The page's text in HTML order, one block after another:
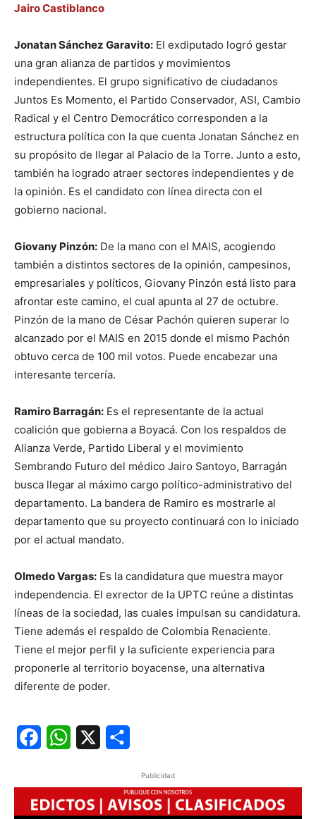
Jairo Castiblanco
Jonatan Sánchez Garavito: El exdiputado logró gestar
una gran alianza de partidos y movimientos
independientes. El grupo significativo de ciudadanos
Juntos Es Momento, el Partido Conservador, ASI, Cambio
Radical y el Centro Democrático corresponden a la
estructura política con la que cuenta Jonatan Sánchez en
su propósito de llegar al Palacio de la Torre. Junto a esto,
también ha logrado atraer sectores independientes y de
la opinión. Es el candidato con línea directa con el
gobierno nacional.
Giovany Pinzón: De la mano con el MAIS, acogiendo
también a distintos sectores de la opinión, campesinos,
empresariales y políticos, Giovany Pinzón está listo para
afrontar este camino, el cual apunta al 27 de octubre.
Pinzón de la mano de César Pachón quieren superar lo
alcanzado por el MAIS en 2015 donde el mismo Pachón
obtuvo cerca de 100 mil votos. Puede encabezar una
interesante tercería.
Ramiro Barragán: Es el representante de la actual
coalición que gobierna a Boyacá. Con los respaldos de
Alianza Verde, Partido Liberal y el movimiento
Sembrando Futuro del médico Jairo Santoyo, Barragán
busca llegar al máximo cargo político-administrativo del
departamento. La bandera de Ramiro es mostrarle al
departamento que su proyecto continuará con lo iniciado
por el actual mandato.
Olmedo Vargas: Es la candidatura que muestra mayor
independencia. El exrector de la UPTC reúne a distintas
líneas de la sociedad, las cuales impulsan su candidatura.
Tiene además el respaldo de Colombia Renaciente.
Tiene el mejor perfil y la suficiente experiencia para
proponerle al territorio boyacense, una alternativa
diferente de poder.
FacebookWhatsApp
Publicidad